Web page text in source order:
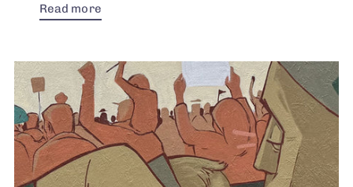
Read more